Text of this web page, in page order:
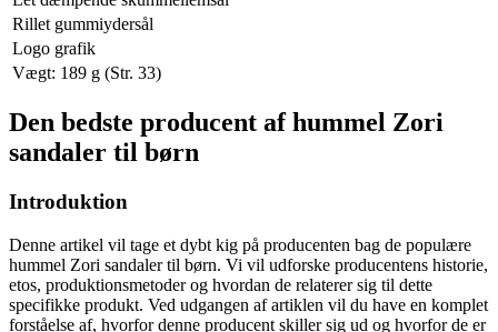
Rillet gummiydersål
Logo grafik
Vægt: 189 g (Str. 33)
Den bedste producent af hummel Zori
sandaler til børn
Introduktion
Denne artikel vil tage et dybt kig på producenten bag de populære
hummel Zori sandaler til børn. Vi vil udforske producentens historie,
etos, produktionsmetoder og hvordan de relaterer sig til dette
specifikke produkt. Ved udgangen af artiklen vil du have en komplet
forståelse af, hvorfor denne producent skiller sig ud og hvorfor de er